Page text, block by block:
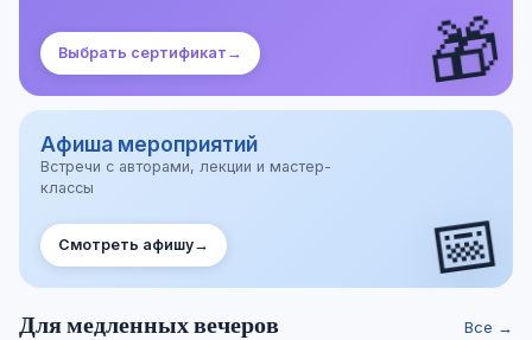
Выбрать сертификат → 🎁
Афиша мероприятий
Встречи с авторами, лекции и мастер-
классы
Смотреть афишу→ 📅
Для медленных вечеров Все →